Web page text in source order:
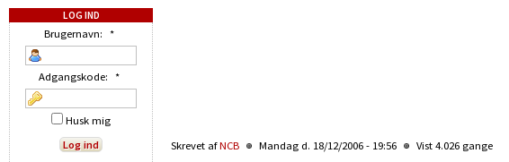
Skrevet afNCB Mandag d. 18/12/2006 - 19:56 Vist 4.026 gange
LOG IND
Brugernavn: *
Adgangskode: *
Husk mig